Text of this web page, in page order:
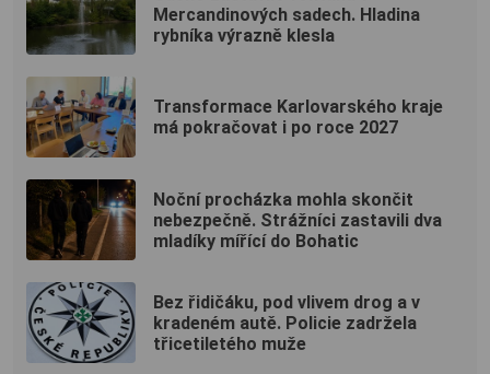
Mercandinových sadech. Hladina
rybníka výrazně klesla
Transformace Karlovarského kraje
má pokračovat i po roce 2027
Noční procházka mohla skončit
nebezpečně. Strážníci zastavili dva
mladíky mířící do Bohatic
Bez řidičáku, pod vlivem drog a v
kradeném autě. Policie zadržela
třicetiletého muže